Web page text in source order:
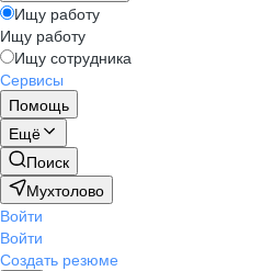
Ищу работу
Ищу работу
Ищу сотрудника
Сервисы
Помощь
Ещё
Поиск
Мухтолово
Войти
Войти
Создать резюме